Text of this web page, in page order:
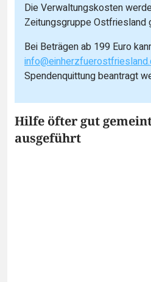
Die Verwaltungskosten
Zeitungsgruppe Ostfriesland
Bei Beträgen ab 199 Euro
Spendenquittung beantragt
Hilfe öfter gut
ausgeführt